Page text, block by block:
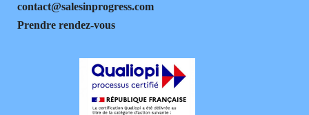
contact@salesinprogress.com
Prendre rendez-vous